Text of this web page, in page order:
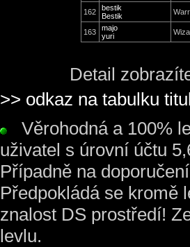
162
bestik
Bestik
163
majo
yuri
Detail
>> odkaz na tabulku
Věrohodná a 100%
uživatel s úrovní účtu
Případně na
Předpokládá se kromě
znalost DS prostředí!
levlu.